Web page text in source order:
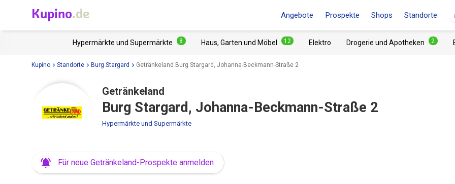
Kupino.de Angebote Prospekte Shops Standorte
Hypermärkte und Supermärkte 8 Haus, Garten und Möbel 12 Elektro Drogerie und Apotheken 2
Kupino Standorte Burg Stargard Getränkeland Burg Stargard, Johanna-Beckmann-Straße 2
Getränkeland
Burg Stargard, Johanna-Beckmann-Straße 2
Hypermärkte und Supermärkte
Für neue Getränkeland-Prospekte anmelden